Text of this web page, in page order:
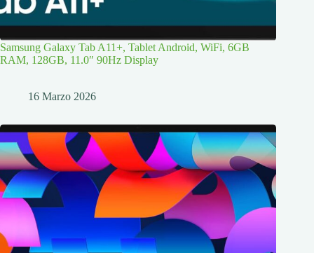
Samsung Galaxy Tab A11+, Tablet Android, WiFi, 6GB
RAM, 128GB, 11.0″ 90Hz Display
16 Marzo 2026